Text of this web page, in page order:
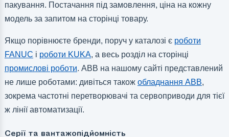
пакування. Постачання під замовлення, ціна на кожну
модель за запитом на сторінці товару.
Якщо порівнюєте бренди, поруч у каталозі є роботи
FANUC і роботи KUKA, а весь розділ на сторінці
промислові роботи. ABB на нашому сайті представлений
не лише роботами: дивіться також обладнання ABB,
зокрема частотні перетворювачі та сервоприводи для тієї
ж лінії автоматизації.
Серії та вантажопідйомність